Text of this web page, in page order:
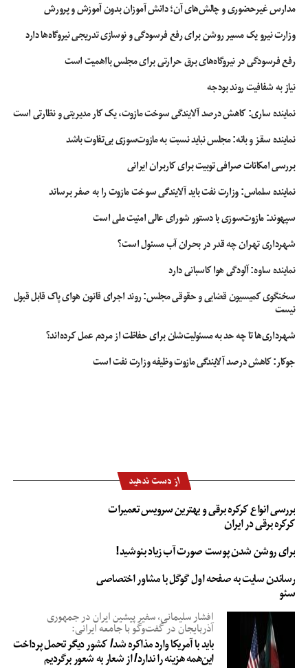
مدارس غیرحضوری و چالش‌های آن؛ دانش آموزان بدون آموزش و پرورش
وزارت نیرو یک مسیر روشن برای رفع فرسودگی و نوسازی تدریجی نیروگاه‌ها دارد
رفع فرسودگی در نیروگاه‌های برق حرارتی برای مجلس بااهمیت است
نیاز به شفافیت روند بودجه
نماینده ساری: کاهش درصد آلایندگی سوخت مازوت، یک کار مدیریتی و نظارتی است
نماینده سقز و بانه: مجلس نباید نسبت به مازوت‌سوزی بی‌تفاوت باشد
بررسی امکانات صرافی توبیت برای کاربران ایرانی
نماینده سلماس: وزارت نفت باید آلایندگی سوخت مازوت را به صفر برساند
سپهوند:‌ مازوت‌سوزی با دستور شورای عالی امنیت ملی است
شهرداری تهران چه قدر در بحران آب مسئول است؟
نماینده ساوه: آلودگی هوا کاسبانی دارد
سخنگوی کمیسیون قضایی و حقوقی مجلس: روند اجرای قانون هوای پاک قابل قبول
نیست
شهرداری‌ها تا چه حد به مسئولیت‌شان برای حفاظت از مردم عمل کرده‌اند؟
جوکار: کاهش درصد آلایندگی مازوت وظیفه وزارت نفت است
از دست ندهید
بررسی انواع کرکره برقی و بهترین سرویس تعمیرات
کرکره برقی در ایران
برای روشن شدن پوست صورت آب زیاد بنوشید!
رساندن سایت به صفحه اول گوگل با مشاور اختصاصی
سئو
افشار سلیمانی، سفیر پیشین ایران در جمهوری
آذربایجان در گفت‌وگو با جامعه ایرانی:
باید با آمریکا وارد مذاکره شد/ کشور دیگر تحمل پرداخت
این‌همه هزینه را ندارد/ از شعار به شعور برگردیم